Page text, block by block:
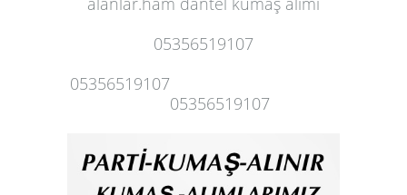
05356519107
05356519107
05356519107